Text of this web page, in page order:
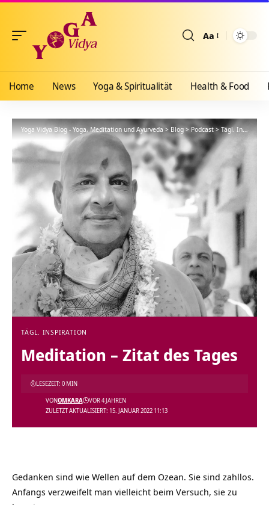
Aa
Home News Yoga & Spiritualität Health & Food
Yoga Vidya Blog - Yoga, Meditation und Ayurveda > Blog > Podcast>Tägl. Inspiration
TÄGL. INSPIRATION
Meditation – Zitat des Tages
ZULETZT AKTUALISIERT: 15. JANUAR 2022 11:13
VONOMKARA VOR 4 JAHREN
LESEZEIT: 0 MIN
Gedanken sind wie Wellen auf dem Ozean. Sie sind zahllos.
Anfangs verzweifelt man vielleicht beim Versuch, sie zu